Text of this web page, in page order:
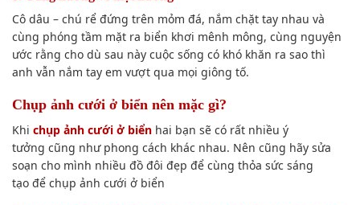
Cô dâu – chú rể đứng trên mỏm đá, nắm chặt tay nhau và
cùng phóng tầm mặt ra biển khơi mênh mông, cùng nguyện
ước rằng cho dù sau này cuộc sống có khó khăn ra sao thì
anh vẫn nắm tay em vượt qua mọi giông tố.
Chụp ảnh cưới ở biển nên mặc gì?
Khi chụp ảnh cưới ở biển hai bạn sẽ có rất nhiều ý
tưởng cũng nhưphong cách khác nhau. Nên cũng hãy sửa
soạn cho mình nhiều đồ đôi đẹp để cùng thỏa sức sáng
tạo để chụp ảnh cưới ở biển